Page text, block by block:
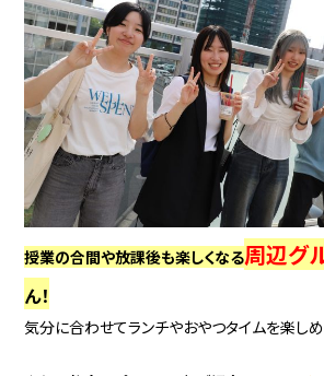
授業の合間や放課後も楽しくなる周辺グ
ん！
気分に合わせてランチやおやつタイムを楽し